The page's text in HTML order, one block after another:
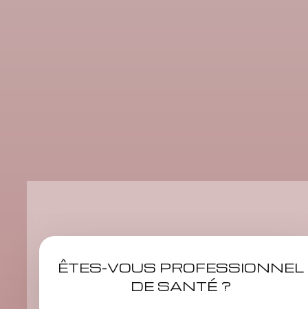
ÊTES-VOUS PROFESSIONNEL
DE SANTÉ ?